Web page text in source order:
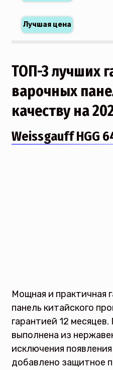
ТОП-3 лучших
варочных
качеству на
Weissgauff HGG
Мощная и практичная
панель китайского
гарантией 12
выполнена из
исключения
добавлено защитное